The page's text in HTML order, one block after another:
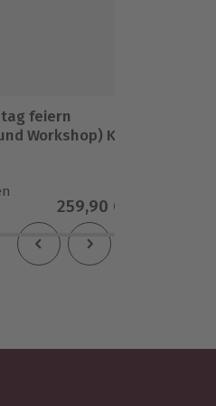
feiern
Workshop) Köln
259,90 CHF